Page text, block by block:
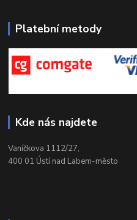
Platební metody
Kde nás najdete
Vaníčkova 1112/27,
400 01 Ústí nad Labem-město